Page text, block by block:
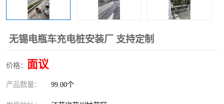
无锡电瓶车充电桩安装厂 支持定制
价格： 面议
产品数量： 99.00个